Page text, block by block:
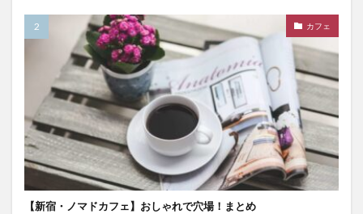
カフェ
【新宿・ノマドカフェ】おしゃれで穴場！まとめ